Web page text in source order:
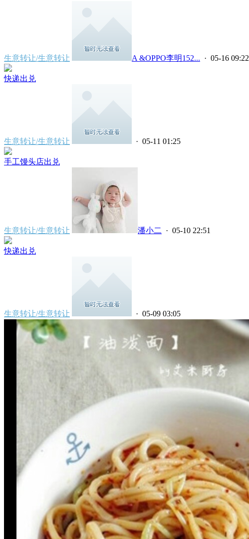
生意转让/生意转让 A &OPPO李明152... · 05-16 09:22
快递出兑
生意转让/生意转让 · 05-11 01:25
手工馒头店出兑
生意转让/生意转让 潘小二 · 05-10 22:51
快递出兑
生意转让/生意转让 · 05-09 03:05